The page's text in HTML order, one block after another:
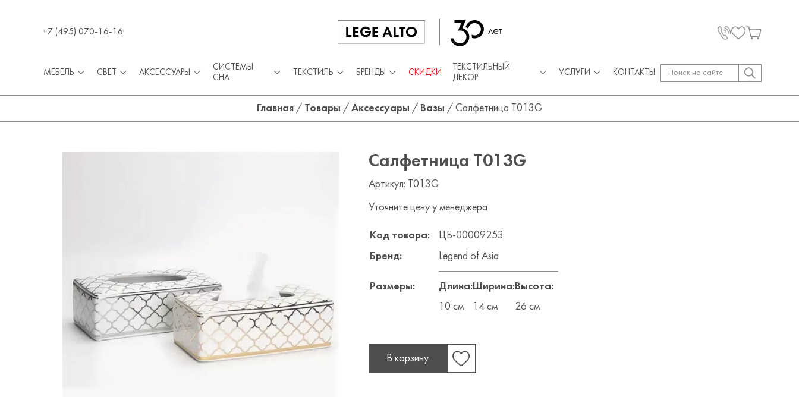
+7 (495) 070-16-16
МЕБЕЛЬ СВЕТ АКСЕССУАРЫ
СИСТЕМЫ
СНА
ТЕКСТИЛЬ БРЕНДЫ СКИДКИ
ТЕКСТИЛЬНЫЙ
ДЕКОР
УСЛУГИ КОНТАКТЫ
Главная / Товары / Аксессуары / Вазы / Салфетница T013G
Салфетница T013G
Артикул: T013G
Уточните цену у менеджера
Код товара: ЦБ-00009253
Бренд: Legend of Asia
Размеры:
Длина:
10 см
Ширина:
14 см
Высота:
26 см
В корзину